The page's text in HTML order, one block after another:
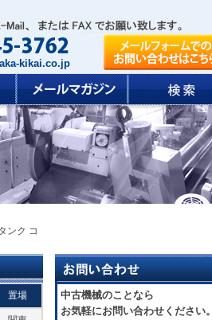
kikai.co.jp
ンク コ
置場
中古機械のことなら
お気軽にお問い合わせください。